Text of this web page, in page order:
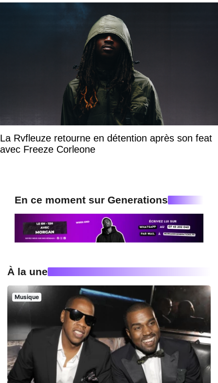
La Rvfleuze retourne en détention après son feat
avec Freeze Corleone
En ce moment sur Generations
À la une
Musique